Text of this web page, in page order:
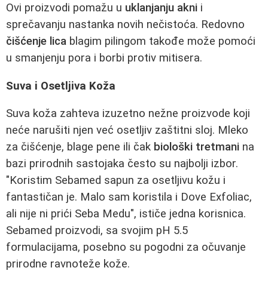
Ovi proizvodi pomažu u uklanjanju akni i
sprečavanju nastanka novih nečistoća. Redovno
čišćenje lica blagim pilingom takođe može pomoći
u smanjenju pora i borbi protiv mitisera.
Suva i Osetljiva Koža
Suva koža zahteva izuzetno nežne proizvode koji
neće narušiti njen već osetljiv zaštitni sloj. Mleko
za čišćenje, blage pene ili čak biološki tretmani na
bazi prirodnih sastojaka često su najbolji izbor.
"Koristim Sebamed sapun za osetljivu kožu i
fantastičan je. Malo sam koristila i Dove Exfoliac,
ali nije ni prići Seba Medu", ističe jedna korisnica.
Sebamed proizvodi, sa svojim pH 5.5
formulacijama, posebno su pogodni za očuvanje
prirodne ravnoteže kože.